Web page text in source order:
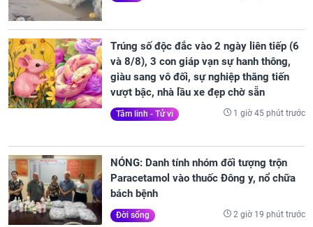
Trúng số độc đắc vào 2 ngày liên tiếp (6
và 8/8), 3 con giáp vạn sự hanh thông,
giàu sang vô đối, sự nghiệp thăng tiến
vượt bậc, nhà lầu xe đẹp chờ sẵn
Tâm linh - Tử vi 1 giờ 45 phút trước
NÓNG: Danh tính nhóm đối tượng trộn
Paracetamol vào thuốc Đông y, nổ chữa
bách bệnh
Đời sống 2 giờ 19 phút trước